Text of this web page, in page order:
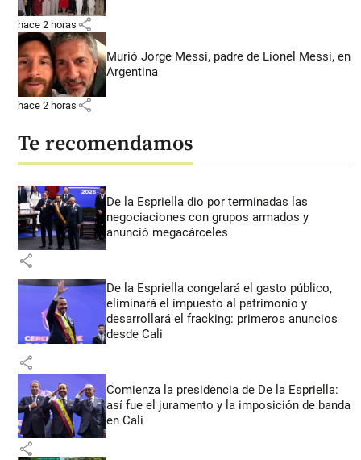
hace 2 horas share
Murió Jorge Messi, padre de Lionel Messi, en
Argentina
hace 2 horas share
Te recomendamos
De la Espriella dio por terminadas las
negociaciones con grupos armados y
anunció megacárceles
share
De la Espriella congelará el gasto público,
eliminará el impuesto al patrimonio y
desarrollará el fracking: primeros anuncios
desde Cali
share
Comienza la presidencia de De la Espriella:
así fue el juramento y la imposición de banda
en Cali
share